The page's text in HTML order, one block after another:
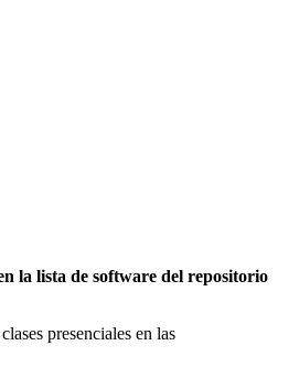
la lista de software del repositorio
presenciales en las